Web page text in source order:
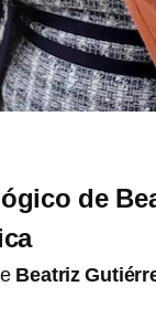
de
Beatriz